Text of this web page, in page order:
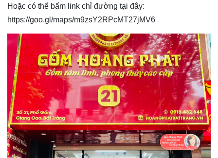
Hoặc có thể bấm link chỉ đường tại đây:
https://goo.gl/maps/m9zsY2RPcMT27jMV6